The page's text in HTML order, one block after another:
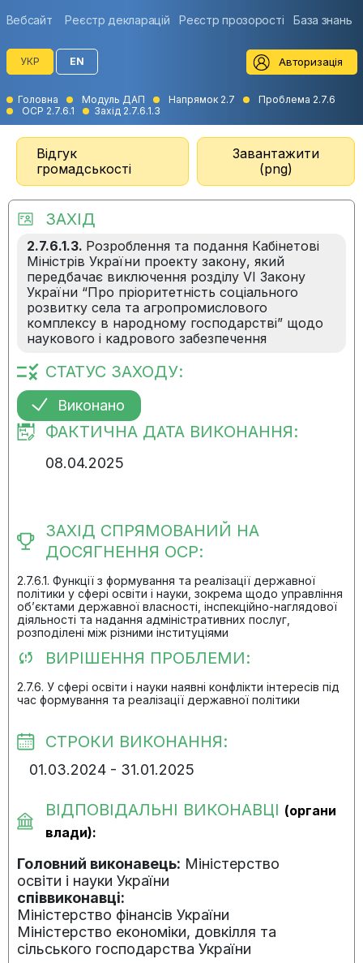
Вебсайт Реєстр декларацій Реєстр прозорості База знань
УКР EN Авторизація
Головна Модуль ДАП Напрямок 2.7
Проблема 2.7.6
ОСР 2.7.6.1
Захід 2.7.6.1.3
Відгук
громадськості
Завантажити
(png)
ЗАХІД
2.7.6.1.3. Розроблення та подання Кабінетові
Міністрів України проекту закону, який
передбачає виключення розділу VI Закону
України “Про пріоритетність соціального
розвитку села та агропромислового
комплексу в народному господарстві” щодо
наукового і кадрового забезпечення
СТАТУС ЗАХОДУ:
Виконано
ФАКТИЧНА ДАТА ВИКОНАННЯ:
08.04.2025
ЗАХІД СПРЯМОВАНИЙ НА
ДОСЯГНЕННЯ ОСР:
2.7.6.1. Функції з формування та реалізації державної
політики у сфері освіти і науки, зокрема щодо управління
об’єктами державної власності, інспекційно-наглядової
діяльності та надання адміністративних послуг,
розподілені між різними інституціями
ВИРІШЕННЯ ПРОБЛЕМИ:
2.7.6. У сфері освіти і науки наявні конфлікти інтересів під
час формування та реалізації державної політики
СТРОКИ ВИКОНАННЯ:
01.03.2024 - 31.01.2025
ВІДПОВІДАЛЬНІ ВИКОНАВЦІ (органи
влади):
Головний виконавець: Міністерство
освіти і науки України
співвиконавці:
Міністерство фінансів України
Міністерство економіки, довкілля та
сільського господарства України